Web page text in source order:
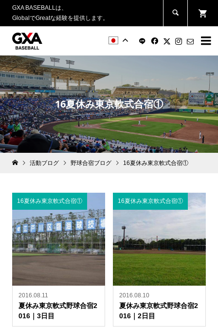
GXA BASEBALLは、
GlobalでGreatな経験を提供します。


16夏休み東京軟式合宿①
活動ブログ 野球合宿ブログ 16夏休み東京軟式合宿①
2016.08.11
夏休み東京軟式野球合宿2
016｜3日目
16夏休み東京軟式合宿①
2016.08.10
夏休み東京軟式野球合宿2
016｜2日目
16夏休み東京軟式合宿①